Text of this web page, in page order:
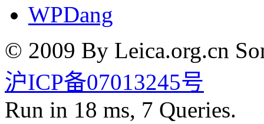
WPDang
© 2009 By Leica.org.cn
沪ICP备07013245号
Run in 18 ms, 7 Queries.